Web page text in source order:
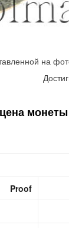
на
монеты
Proof